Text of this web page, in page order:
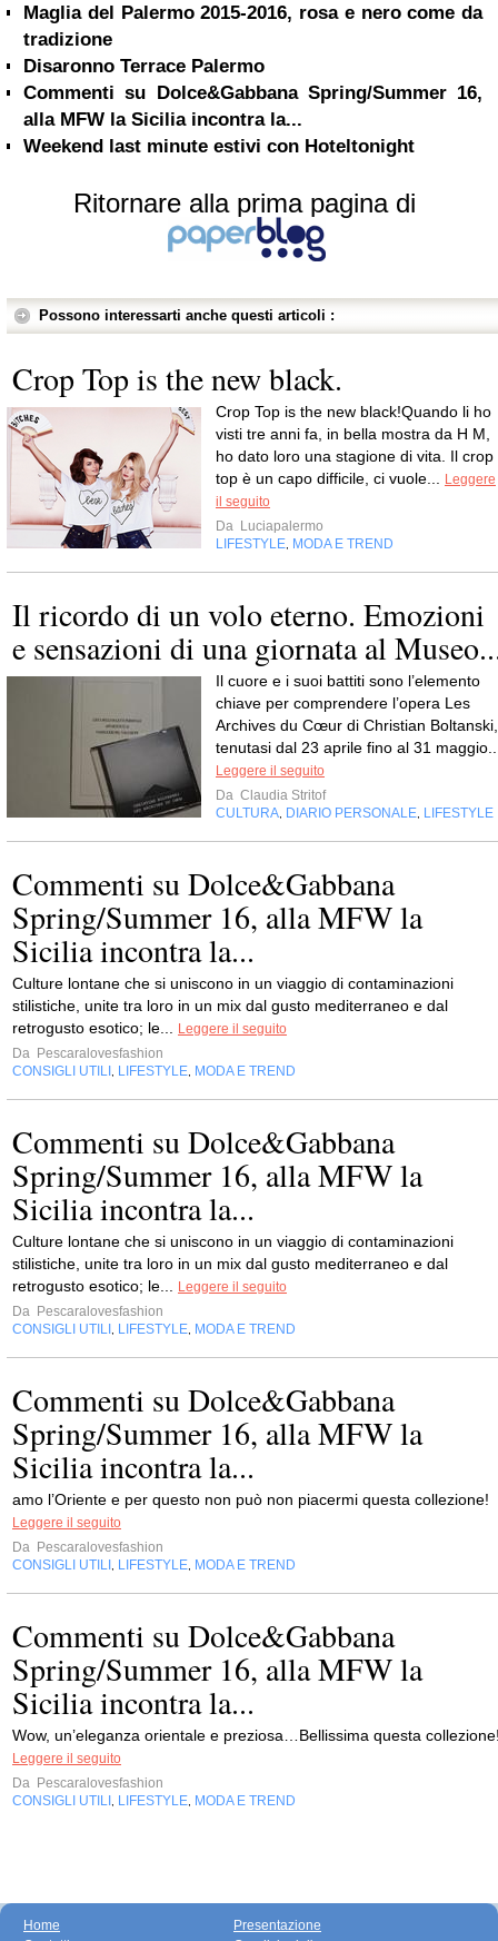
Maglia del Palermo 2015-2016, rosa e nero come da
tradizione
Disaronno Terrace Palermo
Commenti su Dolce&Gabbana Spring/Summer 16,
alla MFW la Sicilia incontra la...
Weekend last minute estivi con Hoteltonight
Ritornare alla prima pagina di
Possono interessarti anche questi articoli :
Crop Top is the new black.
Crop Top is the new black!Quando li ho
visti tre anni fa, in bella mostra da H M,
ho dato loro una stagione di vita. Il crop
top è un capo difficile, ci vuole...
Leggere
il seguito
Da Luciapalermo
LIFESTYLE MODA E TREND
Il ricordo di un volo eterno. Emozioni
e sensazioni di una giornata al
Il cuore e i suoi battiti sono l’elemento
chiave per comprendere l’opera Les
Archives du Cœur di Christian Boltanski,
tenutasi dal 23 aprile fino al 31
Leggere il seguito
Da Claudia Stritof
CULTURA DIARIO PERSONALE LIFESTYLE
Commenti su Dolce&Gabbana
Spring/Summer 16, alla MFW la
Sicilia incontra la...
Culture lontane che si uniscono in un viaggio di contaminazioni
stilistiche, unite tra loro in un mix dal gusto mediterraneo e dal
retrogusto esotico; le...
Leggere il seguito
Da Pescaralovesfashion
CONSIGLI UTILI LIFESTYLE MODA E TREND
Commenti su Dolce&Gabbana
Spring/Summer 16, alla MFW la
Sicilia incontra la...
Culture lontane che si uniscono in un viaggio di contaminazioni
stilistiche, unite tra loro in un mix dal gusto mediterraneo e dal
retrogusto esotico; le...
Leggere il seguito
Da Pescaralovesfashion
CONSIGLI UTILI LIFESTYLE MODA E TREND
Commenti su Dolce&Gabbana
Spring/Summer 16, alla MFW la
Sicilia incontra la...
amo l’Oriente e per questo non può non piacermi questa collezione!
Leggere il seguito
Da Pescaralovesfashion
CONSIGLI UTILI LIFESTYLE MODA E TREND
Commenti su Dolce&Gabbana
Spring/Summer 16, alla MFW la
Sicilia incontra la...
Wow, un’eleganza orientale e preziosa…Bellissima questa
Leggere il seguito
Da Pescaralovesfashion
CONSIGLI UTILI LIFESTYLE MODA E TREND
Home
Presentazione